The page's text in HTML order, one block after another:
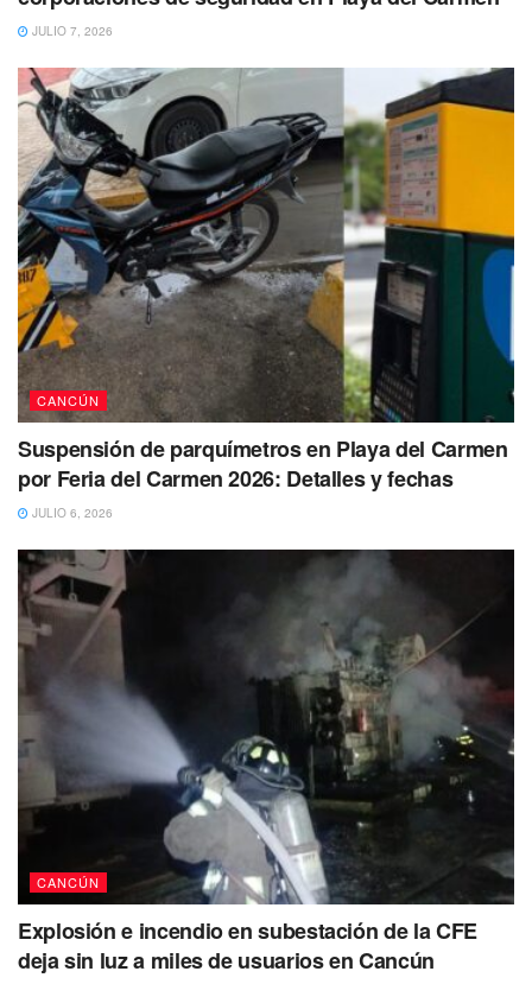
JULIO 7, 2026
CANCÚN
Suspensión de parquímetros en Playa del Carmen
por Feria del Carmen 2026: Detalles y fechas
JULIO 6, 2026
CANCÚN
Explosión e incendio en subestación de la CFE
deja sin luz a miles de usuarios en Cancún